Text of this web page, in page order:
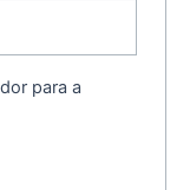
para a